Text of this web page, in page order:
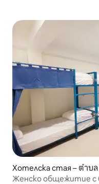
Хотелска стая – ตำบ
Женско общежитие с